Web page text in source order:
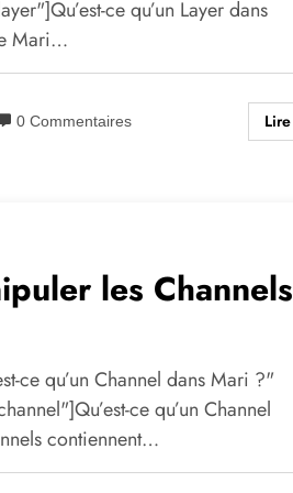
ce qu’un Layer dans
Mari…
0 Commentaires Lire
les Channels
ce qu’un Channel dans Mari ?"
ce qu’un Channel
contiennent…